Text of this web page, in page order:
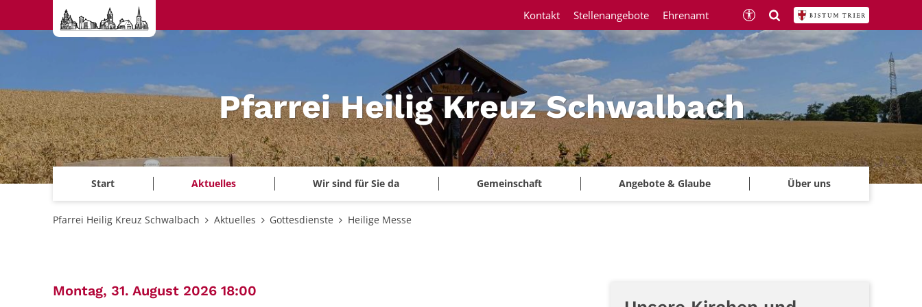
Zum Inhalt springen
Pfarrei Heilig Kreuz Schwalbach
Start Aktuelles Wir sind für Sie da Gemeinschaft Angebote & Glaube Über uns
Kontakt Stellenangebote Ehrenamt
Pfarrei Heilig Kreuz Schwalbach Aktuelles Gottesdienste Heilige Messe
Montag, 31. August 2026 18:00